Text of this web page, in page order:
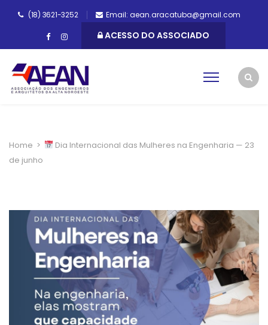
(18) 3621-3252 Email: aean.aracatuba@gmail.com
ACESSO DO ASSOCIADO
Home >
Dia Internacional das Mulheres na Engenharia — 23
de junho